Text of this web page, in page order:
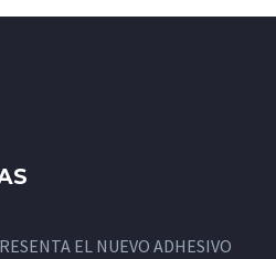
EL NUEVO ADHESIVO